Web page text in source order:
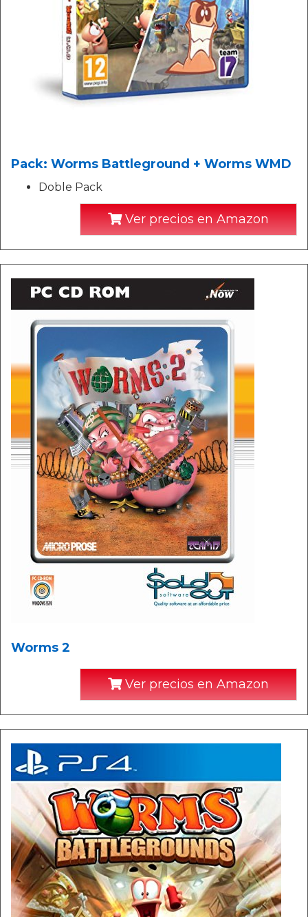
Pack: Worms Battleground + Worms WMD
Doble Pack
Ver precios en Amazon
Worms 2
Ver precios en Amazon